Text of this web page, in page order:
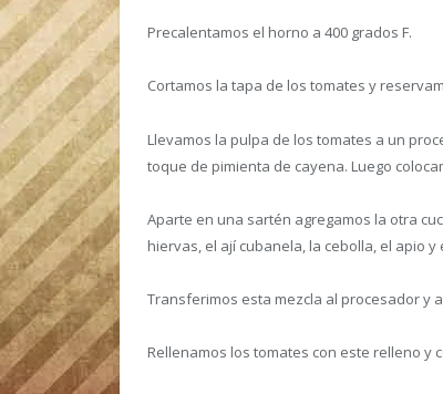
Precalentamos el horno a 400 grados F.
Cortamos la tapa de los tomates y
Llevamos la pulpa de los tomates a un
toque de pimienta de cayena. Luego
Aparte en una sartén agregamos la otra
hiervas, el ají cubanela, la cebolla, el apio
Transferimos esta mezcla al procesador y
Rellenamos los tomates con este relleno y